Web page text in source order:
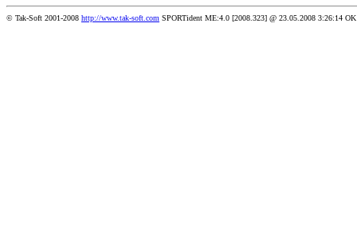
© Tak-Soft 2001-2008 http://www.tak-soft.com SPORTident ME:4.0 [2008.323] @ 23.05.2008 3:26:14